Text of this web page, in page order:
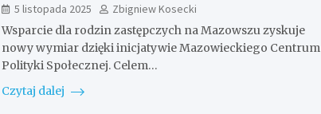
5 listopada 2025
Zbigniew Kosecki
Wsparcie dla rodzin zastępczych na Mazowszu zyskuje
nowy wymiar dzięki inicjatywie Mazowieckiego Centrum
Polityki Społecznej. Celem…
Czytaj dalej